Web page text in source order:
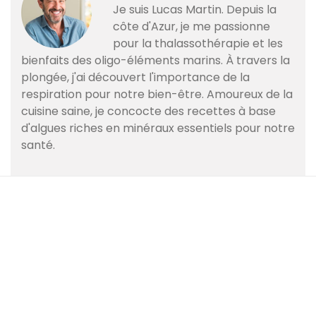
Je suis Lucas Martin. Depuis la
côte d'Azur, je me passionne
pour la thalassothérapie et les
bienfaits des oligo-éléments marins. À travers la
plongée, j'ai découvert l'importance de la
respiration pour notre bien-être. Amoureux de la
cuisine saine, je concocte des recettes à base
d'algues riches en minéraux essentiels pour notre
santé.